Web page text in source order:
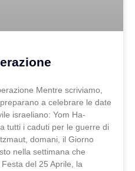
Mentre scriviamo,
a celebrare le date
israeliano: Yom Ha-
tutti i caduti per le guerre di
domani, il Giorno
nella settimana che
del 25 Aprile, la